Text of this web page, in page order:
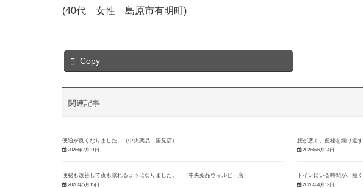
(40代 女性 島原市有明町)
Copy
関連記事
便通が良くなりました。（中央薬品 国見店）
2026年7月31日
腰が悪く、便秘を繰り返
2026年6月14日
便秘も改善して夜も眠れるようになりました。 （中央薬品ウィルビー店）
2026年5月15日
トイレにいる時間が、短
2026年4月13日